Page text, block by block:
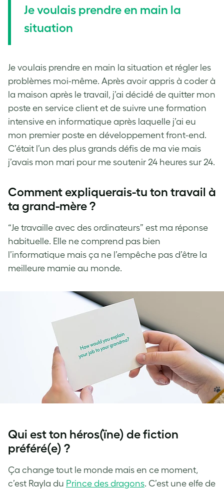
Je voulais prendre en main la
situation
Je voulais prendre en main la situation et régler les
problèmes moi-même. Après avoir appris à coder à
la maison après le travail, j’ai décidé de quitter mon
poste en service client et de suivre une formation
intensive en informatique après laquelle j’ai eu
mon premier poste en développement front-end.
C’était l’un des plus grands défis de ma vie mais
j’avais mon mari pour me soutenir 24 heures sur 24.
Comment expliquerais-tu ton travail à
ta grand-mère ?
“Je travaille avec des ordinateurs” est ma réponse
habituelle. Elle ne comprend pas bien
l’informatique mais ça ne l’empêche pas d’être la
meilleure mamie au monde.
Qui est ton héros(ïne) de fiction
préféré(e) ?
Ça change tout le monde mais en ce moment,
c’est Rayla du Prince des dragons. C’est une elfe de